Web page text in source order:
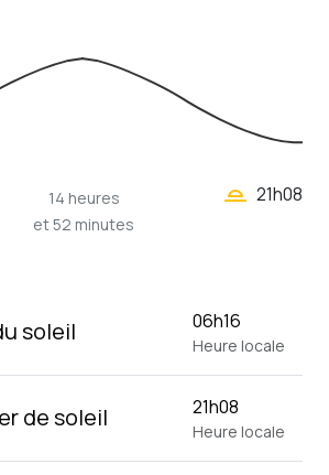
14 heures
et 52 minutes
wb_twilight_2 21h08
soleil 06h16
Heure locale
de soleil 21h08
Heure locale